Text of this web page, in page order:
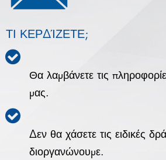
ΤΙ ΚΕΡΔΊΖΕΤΕ;
Θα λαμβάνετε τις
μας.
Δεν θα χάσετε τις ειδικές
διοργανώνουμε.